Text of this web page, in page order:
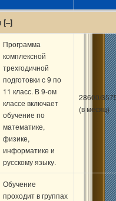
[–]
Программа
комплексной
трехгодичной
подготовки с 9 по
11 класс. В 9-ом
классе включает
обучение по
математике,
физике,
информатике и
русскому языку.
28600/
(в месяц)
Обучение
проходит в группах